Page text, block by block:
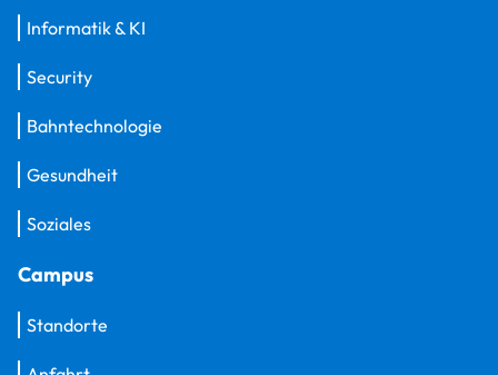
Informatik & KI
Security
Bahntechnologie
Gesundheit
Soziales
Campus
Standorte